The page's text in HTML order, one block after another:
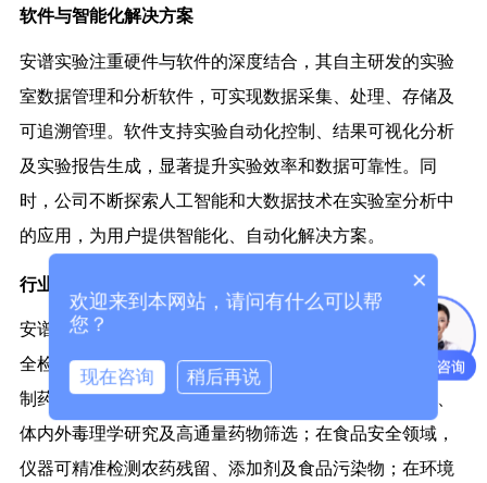
软件与智能化解决方案
安谱实验注重硬件与软件的深度结合，其自主研发的实验
室数据管理和分析软件，可实现数据采集、处理、存储及
可追溯管理。软件支持实验自动化控制、结果可视化分析
及实验报告生成，显著提升实验效率和数据可靠性。同
时，公司不断探索人工智能和大数据技术在实验室分析中
的应用，为用户提供智能化、自动化解决方案。
行业应用与解决方案
安谱实验的产品和解决方案广泛应用于制药研发、食品安
全检测、环境监测、生命科学研究以及材料分析领域。在
制药行业，公司仪器可用于药物研发、药代动力学分析、
体内外毒理学研究及高通量药物筛选；在食品安全领域，
仪器可精准检测农药残留、添加剂及食品污染物；在环境
×
欢迎来到本网站，请问有什么可以帮
您？
现在咨询 稍后再说